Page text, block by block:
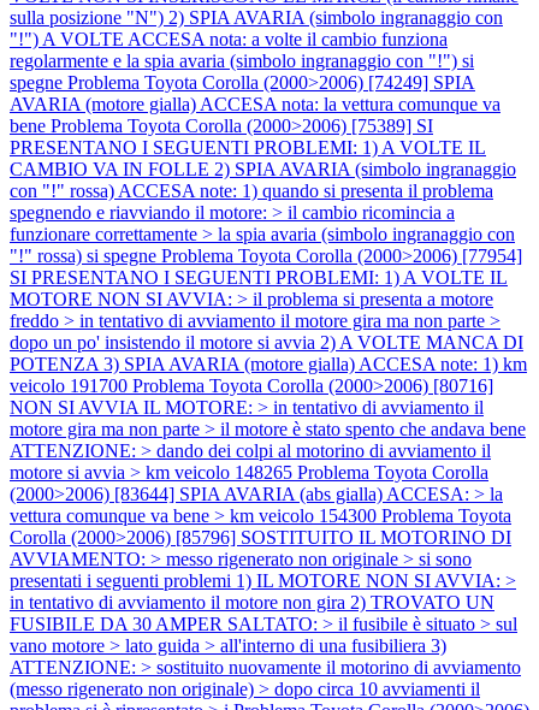
sulla posizione "N") 2) SPIA AVARIA (simbolo ingranaggio con
"!") A VOLTE ACCESA nota: a volte il cambio funziona
regolarmente e la spia avaria (simbolo ingranaggio con "!") si
spegne Problema Toyota Corolla (2000>2006) [74249] SPIA
AVARIA (motore gialla) ACCESA nota: la vettura comunque va
bene Problema Toyota Corolla (2000>2006) [75389] SI
PRESENTANO I SEGUENTI PROBLEMI: 1) A VOLTE IL
CAMBIO VA IN FOLLE 2) SPIA AVARIA (simbolo ingranaggio
con "!" rossa) ACCESA note: 1) quando si presenta il problema
spegnendo e riavviando il motore: > il cambio ricomincia a
funzionare correttamente > la spia avaria (simbolo ingranaggio con
"!" rossa) si spegne Problema Toyota Corolla (2000>2006) [77954]
SI PRESENTANO I SEGUENTI PROBLEMI: 1) A VOLTE IL
MOTORE NON SI AVVIA: > il problema si presenta a motore
freddo > in tentativo di avviamento il motore gira ma non parte >
dopo un po' insistendo il motore si avvia 2) A VOLTE MANCA DI
POTENZA 3) SPIA AVARIA (motore gialla) ACCESA note: 1) km
veicolo 191700 Problema Toyota Corolla (2000>2006) [80716]
NON SI AVVIA IL MOTORE: > in tentativo di avviamento il
motore gira ma non parte > il motore è stato spento che andava bene
ATTENZIONE: > dando dei colpi al motorino di avviamento il
motore si avvia > km veicolo 148265 Problema Toyota Corolla
(2000>2006) [83644] SPIA AVARIA (abs gialla) ACCESA: > la
vettura comunque va bene > km veicolo 154300 Problema Toyota
Corolla (2000>2006) [85796] SOSTITUITO IL MOTORINO DI
AVVIAMENTO: > messo rigenerato non originale > si sono
presentati i seguenti problemi 1) IL MOTORE NON SI AVVIA: >
in tentativo di avviamento il motore non gira 2) TROVATO UN
FUSIBILE DA 30 AMPER SALTATO: > il fusibile è situato > sul
vano motore > lato guida > all'interno di una fusibiliera 3)
ATTENZIONE: > sostituito nuovamente il motorino di avviamento
(messo rigenerato non originale) > dopo circa 10 avviamenti il